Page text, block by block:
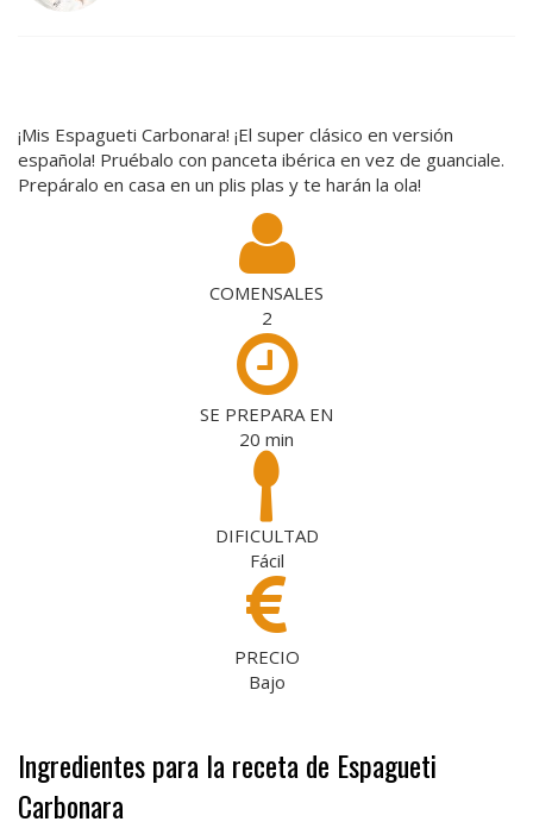
¡Mis Espagueti Carbonara! ¡El super clásico en versión
española! Pruébalo con panceta ibérica en vez de guanciale.
Prepáralo en casa en un plis plas y te harán la ola!
COMENSALES
2
SE PREPARA EN
20 min
DIFICULTAD
Fácil
PRECIO
Bajo
Ingredientes para la receta de Espagueti
Carbonara